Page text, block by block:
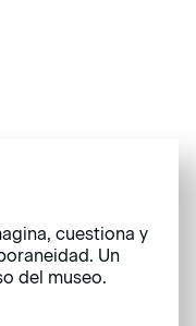
cuestiona y
Un
del museo.